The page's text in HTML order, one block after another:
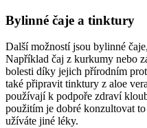
Bylinné čaje a tinktury
Další možností jsou bylinné
Například čaj z kurkumy nebo
bolesti díky jejich přírodním
také připravit tinktury z aloe
používají k podpoře zdraví
použitím je dobré konzultovat
užíváte jiné léky.